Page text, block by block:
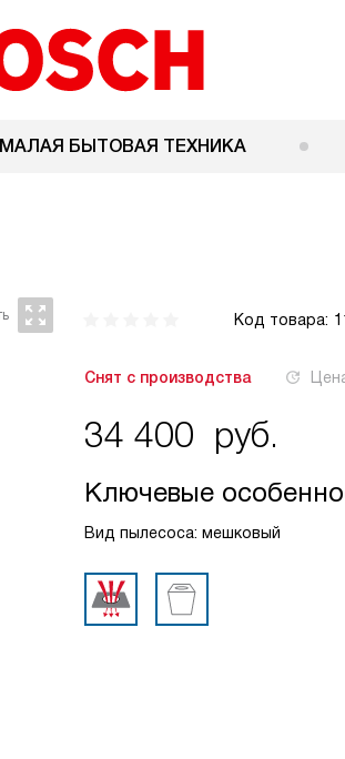
МАЛАЯ БЫТОВАЯ ТЕХНИКА
Код товара:
Снят с производства
34 400 руб.
Ключевые
Вид пылесоса: мешковый